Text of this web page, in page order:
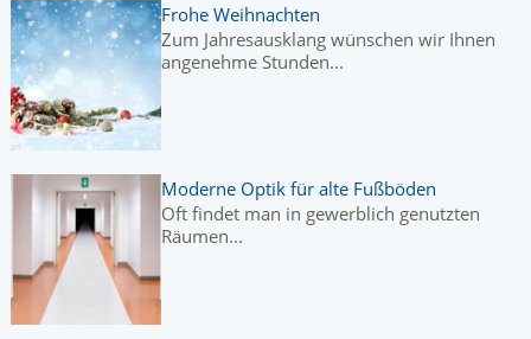
Frohe Weihnachten
Zum Jahresausklang wünschen wir Ihnen
angenehme Stunden...
Moderne Optik für alte Fußböden
Oft findet man in gewerblich genutzten
Räumen...